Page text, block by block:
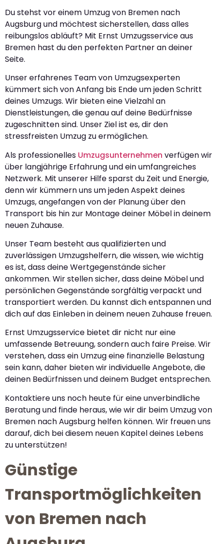
Du stehst vor einem Umzug von Bremen nach
Augsburg und möchtest sicherstellen, dass alles
reibungslos abläuft? Mit Ernst Umzugsservice aus
Bremen hast du den perfekten Partner an deiner
Seite.
Unser erfahrenes Team von Umzugsexperten
kümmert sich von Anfang bis Ende um jeden Schritt
deines Umzugs. Wir bieten eine Vielzahl an
Dienstleistungen, die genau auf deine Bedürfnisse
zugeschnitten sind. Unser Ziel ist es, dir den
stressfreisten Umzug zu ermöglichen.
Als professionelles Umzugsunternehmen verfügen wir
über langjährige Erfahrung und ein umfangreiches
Netzwerk. Mit unserer Hilfe sparst du Zeit und Energie,
denn wir kümmern uns um jeden Aspekt deines
Umzugs, angefangen von der Planung über den
Transport bis hin zur Montage deiner Möbel in deinem
neuen Zuhause.
Unser Team besteht aus qualifizierten und
zuverlässigen Umzugshelfern, die wissen, wie wichtig
es ist, dass deine Wertgegenstände sicher
ankommen. Wir stellen sicher, dass deine Möbel und
persönlichen Gegenstände sorgfältig verpackt und
transportiert werden. Du kannst dich entspannen und
dich auf das Einleben in deinem neuen Zuhause freuen.
Ernst Umzugsservice bietet dir nicht nur eine
umfassende Betreuung, sondern auch faire Preise. Wir
verstehen, dass ein Umzug eine finanzielle Belastung
sein kann, daher bieten wir individuelle Angebote, die
deinen Bedürfnissen und deinem Budget entsprechen.
Kontaktiere uns noch heute für eine unverbindliche
Beratung und finde heraus, wie wir dir beim Umzug von
Bremen nach Augsburg helfen können. Wir freuen uns
darauf, dich bei diesem neuen Kapitel deines Lebens
zu unterstützen!
Günstige
Transportmöglichkeiten
von Bremen nach